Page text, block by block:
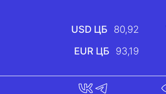
USD ЦБ
80,92
EUR ЦБ
93,19